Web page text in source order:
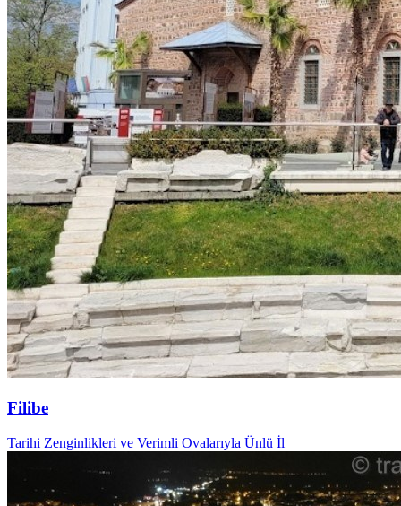
Filibe
Tarihi Zenginlikleri ve Verimli Ovalarıyla Ünlü İl